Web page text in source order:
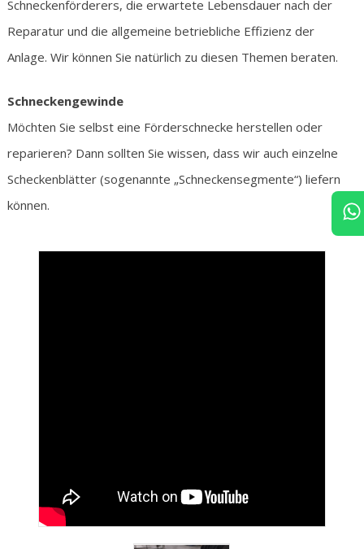
Schneckenförderers, die erwartete Lebensdauer nach der
Reparatur und die allgemeine betriebliche Effizienz der
Anlage. Wir können Sie natürlich zu diesen Themen beraten.
Schneckengewinde
Möchten Sie selbst eine Förderschnecke herstellen oder
reparieren? Dann sollten Sie wissen, dass wir auch einzelne
Scheckenblätter (sogenannte „Schneckensegmente“) liefern
können.